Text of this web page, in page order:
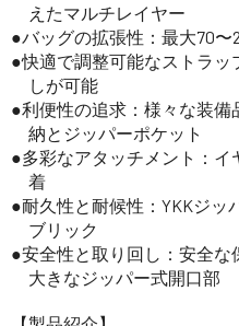
えたマルチレイヤー
バッグの拡張性：最大70
快適で調整可能なストラ
しが可能
利便性の追求：様々な装備
納とジッパーポケット
多彩なアタッチメント：
着
耐久性と耐候性：YKKジッ
ブリック
安全性と取り回し：安全
大きなジッパー式開口部